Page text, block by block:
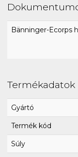
Bänninger-Ecorps
Termékadatok
Gyártó
Termék kód
Súly